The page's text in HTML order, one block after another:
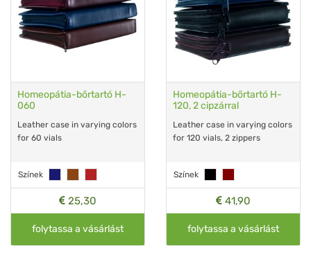
Homeopátia-bőrtartó H-
060
Leather case in varying colors
for 60 vials
Színek
25,30
folytassa a vásárlást
Homeopátia-bőrtartó H-
120, 2 cipzárral
Leather case in varying colors
for 120 vials, 2 zippers
Színek
41,90
folytassa a vásárlást